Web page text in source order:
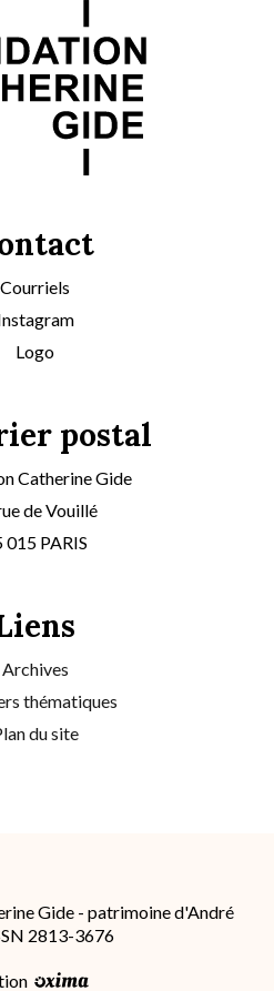
Courriels
Logo
postal
Catherine Gide
de Vouillé
015 PARIS
Archives
thématiques
du site
Gide - patrimoine d'André
2813-3676